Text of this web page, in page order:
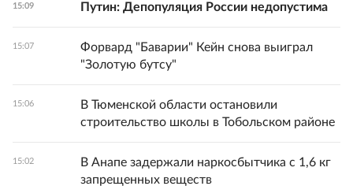
15:09 Путин: Депопуляция России недопустима
15:07
Форвард "Баварии" Кейн снова выиграл
"Золотую бутсу"
15:06
В Тюменской области остановили
строительство школы в Тобольском районе
15:02
В Анапе задержали наркосбытчика с 1,6 кг
запрещенных веществ